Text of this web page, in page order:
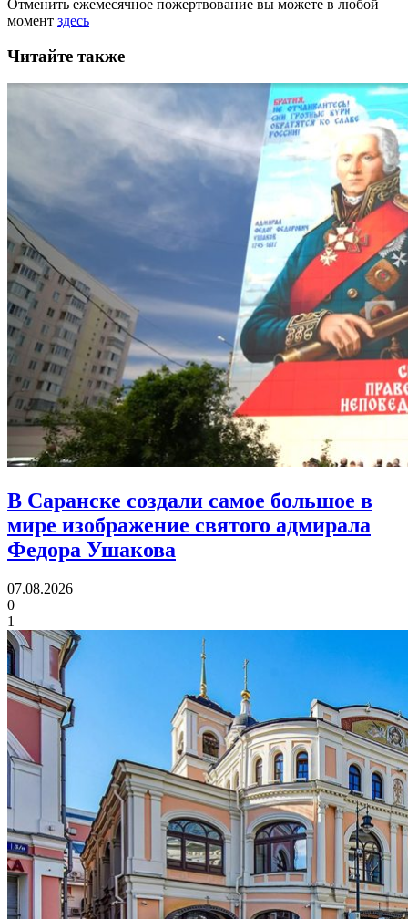
Отменить ежемесячное пожертвование вы можете в любой
момент здесь
Читайте также
В Саранске создали самое большое в
мире изображение святого адмирала
Федора Ушакова
07.08.2026
0
1